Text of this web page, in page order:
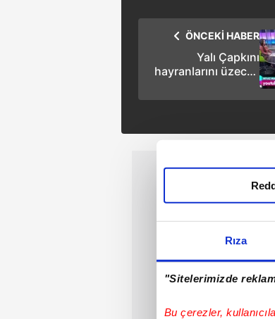
Rıza
"Sitelerimizde
Bu çerezler,
ÖNCEKİ HABER
Yalı Çapkını
hayranlarını üzecek
akışından